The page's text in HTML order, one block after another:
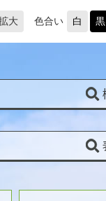
大 色合い 白 黒